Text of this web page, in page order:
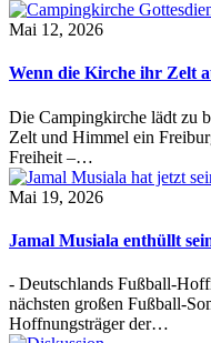
Mai 12, 2026
Wenn die Kirche ihr Zelt
Die Campingkirche lädt zu
Zelt und Himmel ein
Freiheit –…
Mai 19, 2026
Jamal Musiala enthüllt
- Deutschlands Fußball-
nächsten großen Fußball-
Hoffnungsträger der…